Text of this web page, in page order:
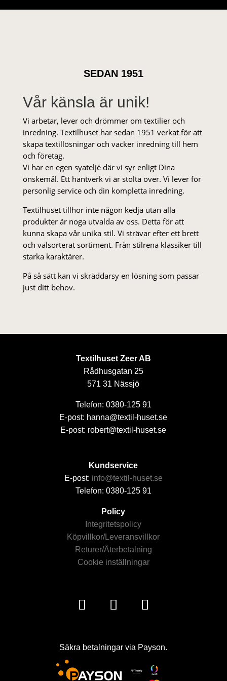
SEDAN 1951
Vår känsla är unik!
Vi arbetar, lever och drömmer om textilier och
inredning. Textilhuset har sedan 1951 verkat för att
skapa textillösningar och vacker inredning till hem
och företag.
Vi har en egen syateljé där vi syr enligt Dina
önskemål. Ett hantverk vi är stolta över. Vi lever för
personlig service och din kompletta inredning.
Textilhuset tillhör inte någon kedja utan alla
produkter är noga utvalda av oss. Detta för att
kunna skapa vår unika stil. Vi strä­var efter ett brett
och välsorterat sor­ti­ment. Från stil­rena klas­siker till
starka karaktärer.
På så sätt kan vi skräddarsy en lösning som passar
just ditt behov.
Textilhuset Zeer AB
Rådhusgatan 25
571 31 Nässjö
Telefon: 0380-125 91
E-post: hanna@textil-huset.se
E-post: robert@textil-huset.se
Kundservice
E-post: info@textil-huset.se
Telefon: 0380-125 91
Policy
Integritetspolicy
Köpvillkor/Leveransvillkor
Returer/Återbetalning
Cookie inställningar
Säkra betalningar via Payson.